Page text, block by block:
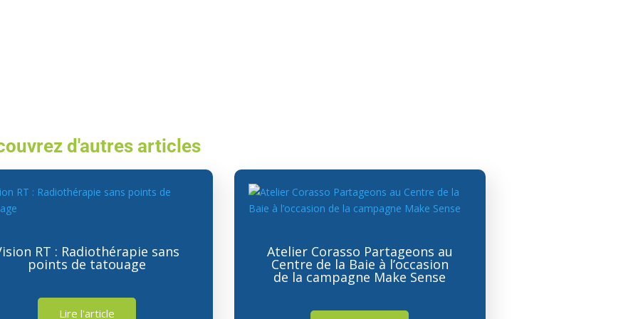
d'autres articles
RT : Radiothérapie sans
points de tatouage
Lire l'article
Atelier Corasso Partageons au
Centre de la Baie à l’occasion
de la campagne Make Sense